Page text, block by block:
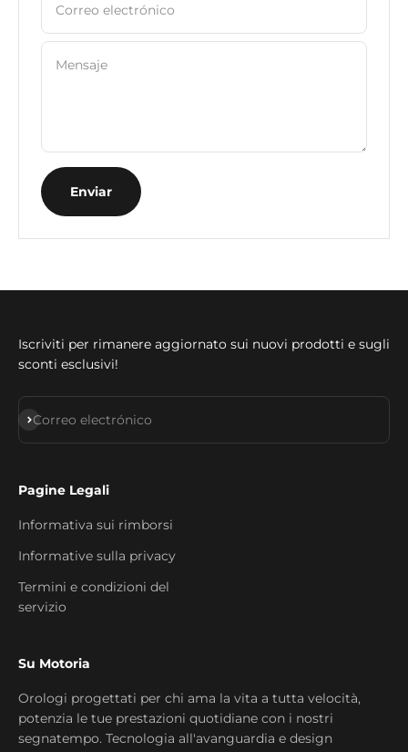
Correo electrónico
Mensaje
Enviar
Iscriviti per rimanere aggiornato sui nuovi prodotti e sugli
sconti esclusivi!
Correo electrónico
Suscribirse
Pagine Legali
Informativa sui rimborsi
Informative sulla privacy
Termini e condizioni del
servizio
Su Motoria
Orologi progettati per chi ama la vita a tutta velocità,
potenzia le tue prestazioni quotidiane con i nostri
segnatempo. Tecnologia all'avanguardia e design